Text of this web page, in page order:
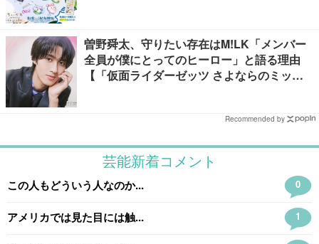
曽野舜太、守りたい存在はM!LK「メンバー
全員が僕にとってのヒーロー」と語る理由
【「仮面ライダーゼッツ さよならのミッシ
Recommended by